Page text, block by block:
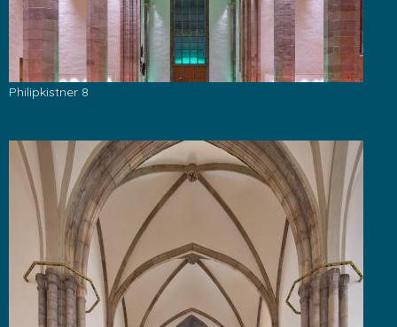
Philipkistner 8